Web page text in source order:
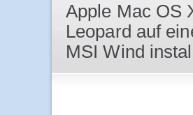
Apple Mac OS
Leopard auf
MSI Wind